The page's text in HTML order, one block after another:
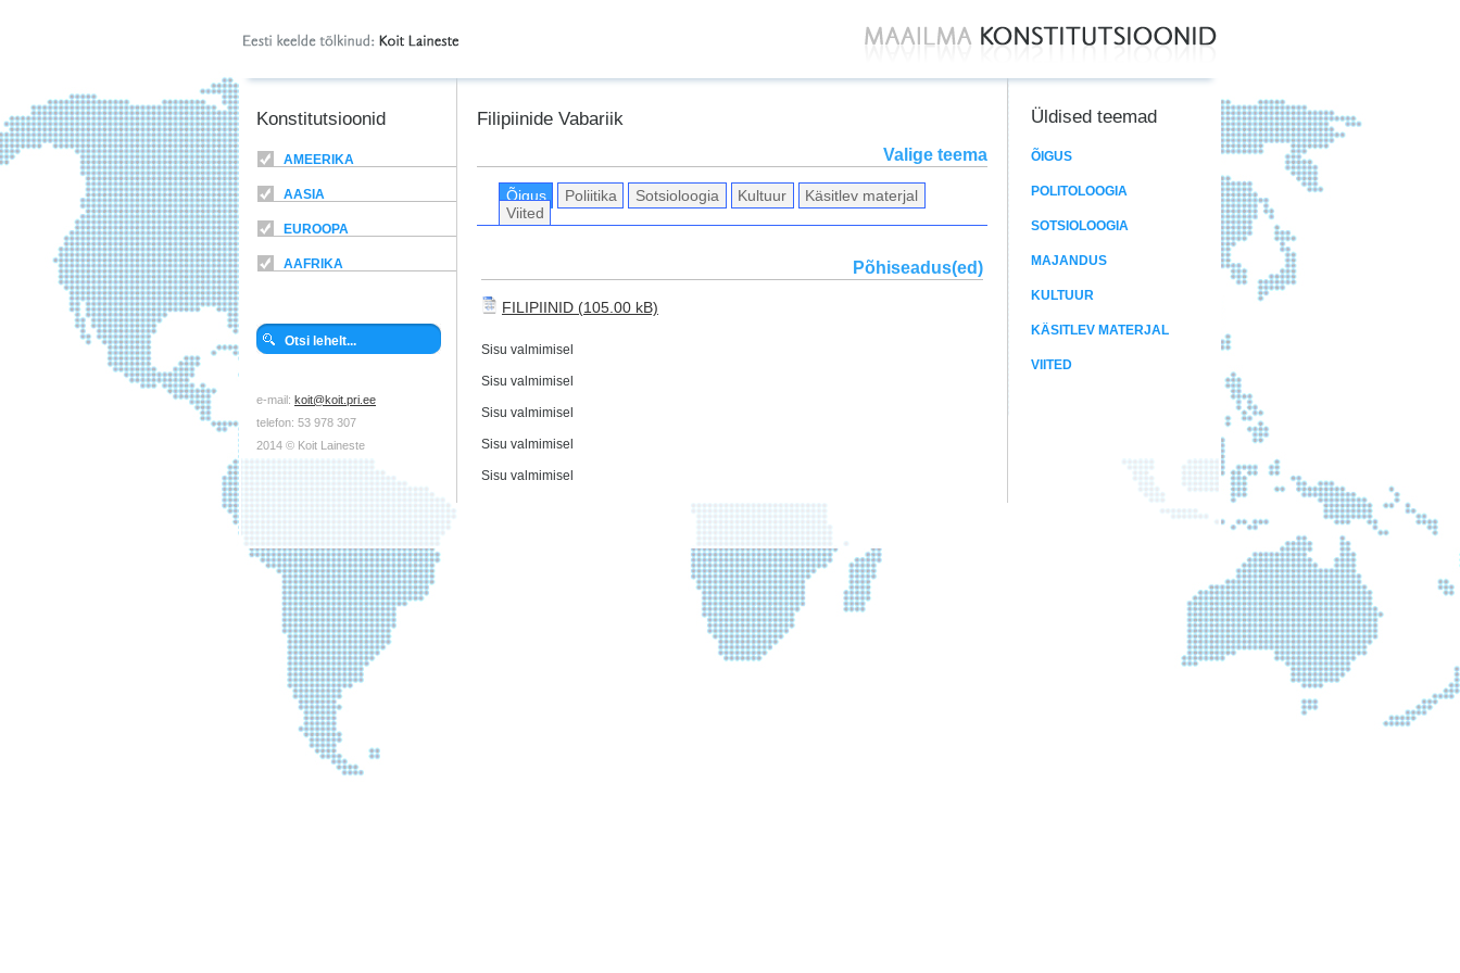
Konstitutsioonid
AMEERIKA
AASIA
EUROOPA
AAFRIKA
e-mail: koit@koit.pri.ee
telefon: 53 978 307
2014 © Koit Laineste
Filipiinide Vabariik
Valige teema
Õigus Poliitika Sotsioloogia Kultuur
Käsitlev materjal
Viited
Põhiseadus(ed)
FILIPIINID
Sisu valmimisel
Sisu valmimisel
Sisu valmimisel
Sisu valmimisel
Sisu valmimisel
Üldised teemad
ÕIGUS
POLITOLOOGIA
SOTSIOLOOGIA
MAJANDUS
KULTUUR
KÄSITLEV MATERJAL
VIITED